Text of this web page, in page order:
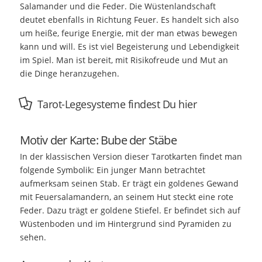
Salamander und die Feder. Die Wüstenlandschaft
deutet ebenfalls in Richtung Feuer. Es handelt sich also
um heiße, feurige Energie, mit der man etwas bewegen
kann und will. Es ist viel Begeisterung und Lebendigkeit
im Spiel. Man ist bereit, mit Risikofreude und Mut an
die Dinge heranzugehen.
Tarot-Legesysteme findest Du hier
Motiv der Karte: Bube der Stäbe
In der klassischen Version dieser Tarotkarten findet man
folgende Symbolik: Ein junger Mann betrachtet
aufmerksam seinen Stab. Er trägt ein goldenes Gewand
mit Feuersalamandern, an seinem Hut steckt eine rote
Feder. Dazu trägt er goldene Stiefel. Er befindet sich auf
Wüstenboden und im Hintergrund sind Pyramiden zu
sehen.